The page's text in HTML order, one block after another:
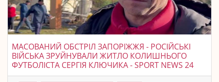
МАСОВАНИЙ ОБСТРІЛ ЗАПОРІЖЖЯ - РОСІЙСЬКІ
ВІЙСЬКА ЗРУЙНУВАЛИ ЖИТЛО КОЛИШНЬОГО
ФУТБОЛІСТА СЕРГІЯ КЛЮЧИКА - SPORT NEWS 24